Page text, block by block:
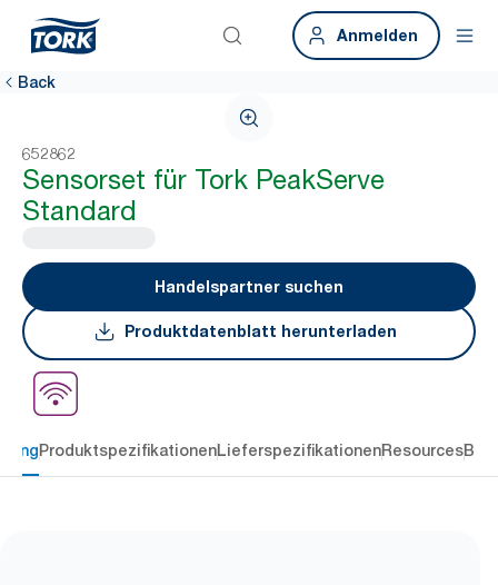
Anmelden
Back
652862
Sensorset für Tork PeakServe
Standard
Handelspartner suchen
Produktdatenblatt herunterladen
ProduktspezifikationenLieferspezifikationenResources